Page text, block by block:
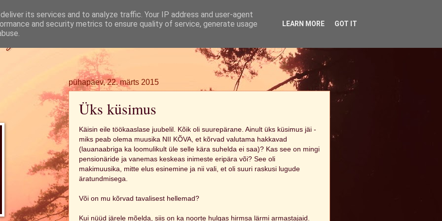
pühapäev, 22. märts 2015
Üks küsimus
Käisin eile töökaaslase juubelil. Kõik oli suurepärane. Ainult üks küsimus jäi -
miks peab olema muusika NII KÕVA, et kõrvad valutama hakkavad
(lauanaabriga ka loomulikult üle selle kära suhelda ei saa)? Kas see on mingi
pensionäride ja vanemas keskeas inimeste eripära või? See oli
makimuusika, mitte elus esinemine ja nii vali, et oli suuri raskusi lugude
äratundmisega.
Või on mu kõrvad tavalisest hellemad?
Kui nüüd järele mõelda, siis on ka noorte hulgas hirmsa lärmi armastajaid.
its services and to analyze traffic. Your IP address and user-agent
and security metrics to ensure quality of service, generate usage
LEARN MORE GOT IT